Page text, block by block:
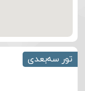
تور سه‌بعدی